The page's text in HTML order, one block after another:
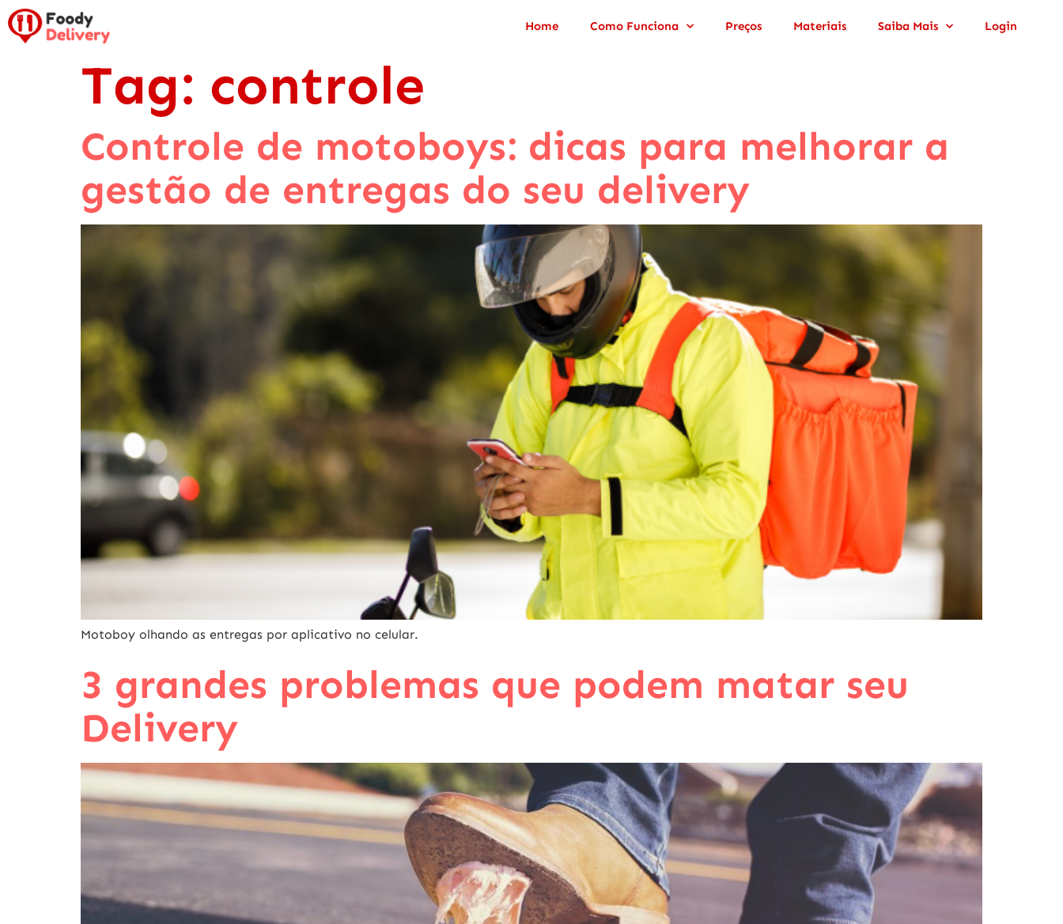
Home Como Funciona Preços Materiais Saiba Mais Login
Tag: controle
Controle de motoboys: dicas para melhorar a
gestão de entregas do seu delivery
Motoboy olhando as entregas por aplicativo no celular.
3 grandes problemas que podem matar seu
Delivery